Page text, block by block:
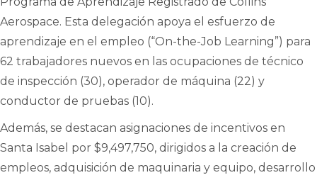
Aerospace. Esta delegación apoya el esfuerzo de
aprendizaje en el empleo (“On-the-Job Learning”) para
62 trabajadores nuevos en las ocupaciones de técnico
de inspección (30), operador de máquina (22) y
conductor de pruebas (10).
Además, se destacan asignaciones de incentivos en
Santa Isabel por $9,497,750, dirigidos a la creación de
empleos, adquisición de maquinaria y equipo, desarrollo